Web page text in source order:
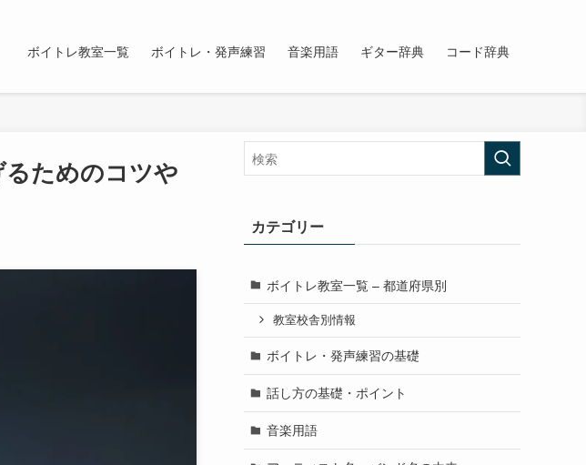
ボイトレ教室一覧 ボイトレ・発声練習 音楽用語 ギター辞典 コード辞典
ためのコツや
カテゴリー
ボイトレ教室一覧 – 都道府県別
教室校舎別情報
ボイトレ・発声練習の基礎
話し方の基礎・ポイント
音楽用語